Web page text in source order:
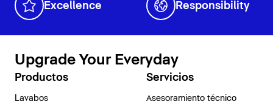
Excellence Responsibility
Upgrade Your Everyday
Productos
Lavabos
Servicios
Asesoramiento técnico